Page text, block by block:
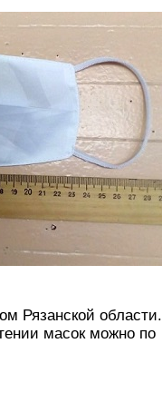
Рязанской области.
масок можно по